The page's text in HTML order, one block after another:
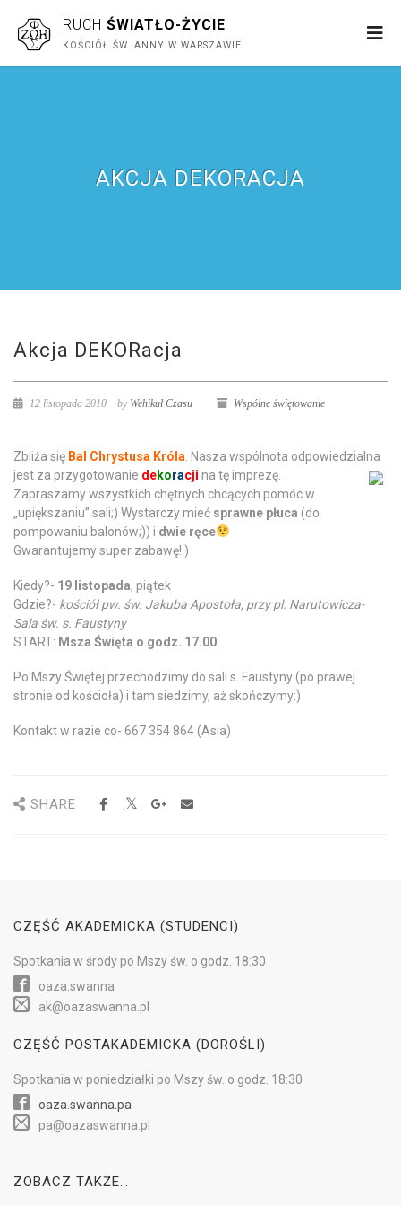
RUCH ŚWIATŁO-ŻYCIE
KOŚCIÓŁ ŚW. ANNY W WARSZAWIE
AKCJA DEKORACJA
Akcja DEKORacja
12 listopada 2010 by Wehikuł Czasu Wspólne świętowanie
Zbliża się Bal Chrystusa Króla . Nasza wspólnota odpowiedzialna
jest za przygotowanie dekoracji na tę imprezę.
Zapraszamy wszystkich chętnych chcących pomóc w
„upiększaniu” sali;) Wystarczy mieć sprawne płuca (do
pompowaniu balonów;)) i dwie ręce
Gwarantujemy super zabawę!:)
Kiedy?- 19 listopada, piątek
Gdzie?- kościół pw. św. Jakuba Apostoła, przy pl. Narutowicza-
Sala św. s. Faustyny
START: Msza Święta o godz. 17.00
Po Mszy Świętej przechodzimy do sali s. Faustyny (po prawej
stronie od kościoła) i tam siedzimy, aż skończymy:)
Kontakt w razie co- 667 354 864 (Asia)
SHARE
CZĘŚĆ AKADEMICKA (STUDENCI)
Spotkania w środypo Mszy św. o godz. 18:30
oaza.swanna
ak@oazaswanna.pl
CZĘŚĆ POSTAKADEMICKA (DOROŚLI)
Spotkania w poniedziałki po Mszy św. o godz. 18:30
oaza.swanna.pa
pa@oazaswanna.pl
ZOBACZ TAKŻE…